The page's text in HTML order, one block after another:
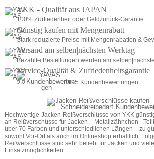
YKK - Qualität aus JAPAN
100% Zurfiedenheit oder Geldzurück-Garantie
Günstig kaufen mit Mengenrabatt
Stark reduzierte Preise mit Mengenrabatten &
Versand am selben|nächsten Werktag
Bezahlte Bestellungen werden am
Service-Qualität & Zufriedenheitsgarantie
5.0 195 Kundenbewertungen
Hochwertige Jacken-Reißverschlüsse von YKK
an Reißverschüsse für Jacken – Metallzähnchen -
über 70 Farben und unterschiedlichen Längen – zu
sowohl Vor-Ort als auch im Onlineshop erhältlich.
Reißverschlüsse sind sehr beliebt für Jacken und
Einsatzmöglichkeiten.